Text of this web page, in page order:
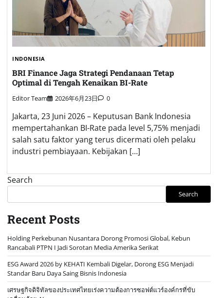
INDONESIA
BRI Finance Jaga Strategi Pendanaan Tetap
Optimal di Tengah Kenaikan BI-Rate
Editor Team 2026年6月23日 0
Jakarta, 23 Juni 2026 – Keputusan Bank Indonesia
mempertahankan BI-Rate pada level 5,75% menjadi
salah satu faktor yang terus dicermati oleh pelaku
industri pembiayaan. Kebijakan […]
Search
Search
Recent Posts
Holding Perkebunan Nusantara Dorong Promosi Global, Kebun
Rancabali PTPN I Jadi Sorotan Media Amerika Serikat
ESG Award 2026 by KEHATI Kembali Digelar, Dorong ESG Menjadi
Standar Baru Daya Saing Bisnis Indonesia
เศรษฐกิจดิจิทัลของประเทศไทยเร่งความต้องการซอฟต์แวร์องค์กรที่ขับ